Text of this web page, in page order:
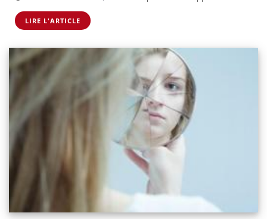
LIRE L'ARTICLE